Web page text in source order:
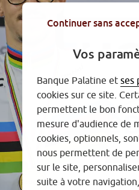
Continuer sans
Vos
Banque Palatine et ses
cookies sur ce site.
permettent le bon
mesure d'audience de
cookies, optionnels,
nous permettent de
sur le site,
suite à votre